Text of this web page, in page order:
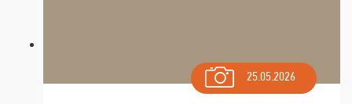
25.05.2026